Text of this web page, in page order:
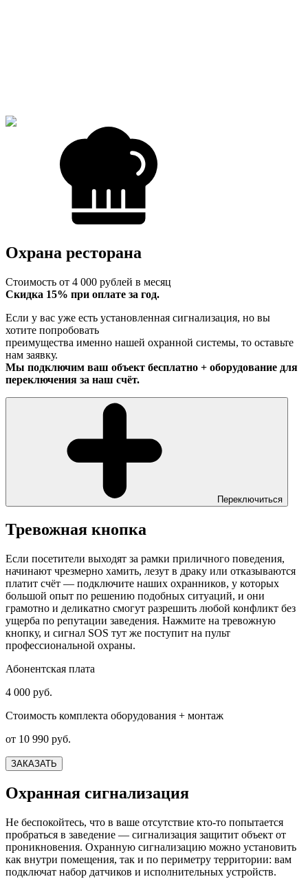
Охрана ресторана
Стоимость от 4 000 рублей в месяц
Скидка 15% при оплате за год.
Если у вас уже есть установленная сигнализация, но вы
хотите попробовать
преимущества именно нашей охранной системы, то оставьте
нам заявку.
Мы подключим ваш объект бесплатно + оборудование для
переключения за наш счёт.
Переключиться
Тревожная кнопка
Если посетители выходят за рамки приличного поведения,
начинают чрезмерно хамить, лезут в драку или отказываются
платит счёт — подключите наших охранников, у которых
большой опыт по решению подобных ситуаций, и они
грамотно и деликатно смогут разрешить любой конфликт без
ущерба по репутации заведения. Нажмите на тревожную
кнопку, и сигнал SOS тут же поступит на пульт
профессиональной охраны.
Абонентская плата
4 000 руб.
Стоимость комплекта оборудования + монтаж
от 10 990 руб.
ЗАКАЗАТЬ
Охранная сигнализация
Не беспокойтесь, что в ваше отсутствие кто-то попытается
пробраться в заведение — сигнализация защитит объект от
проникновения. Охранную сигнализацию можно установить
как внутри помещения, так и по периметру территории: вам
подключат набор датчиков и исполнительных устройств.